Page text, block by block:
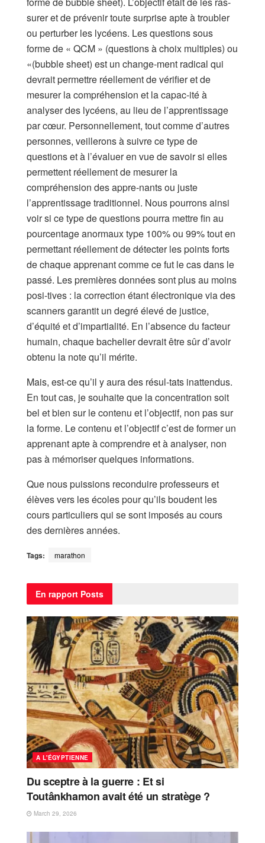
surer et de prévenir toute surprise apte à troubler
ou perturber les lycéens. Les questions sous
forme de « QCM » (questions à choix multiples) ou
«(bubble sheet) est un change-ment radical qui
devrait permettre réellement de vérifier et de
mesurer la compréhension et la capac-ité à
analyser des lycéens, au lieu de l’apprentissage
par cœur. Personnellement, tout comme d’autres
personnes, veillerons à suivre ce type de
questions et à l’évaluer en vue de savoir si elles
permettent réellement de mesurer la
compréhension des appre-nants ou juste
l’apprentissage traditionnel. Nous pourrons ainsi
voir si ce type de questions pourra mettre fin au
pourcentage anormaux type 100% ou 99% tout en
permettant réellement de détecter les points forts
de chaque apprenant comme ce fut le cas dans le
passé. Les premières données sont plus au moins
posi-tives : la correction étant électronique via des
scanners garantit un degré élevé de justice,
d’équité et d’impartialité. En l’absence du facteur
humain, chaque bachelier devrait être sûr d’avoir
obtenu la note qu’il mérite.
Mais, est-ce qu’il y aura des résul-tats inattendus.
En tout cas, je souhaite que la concentration soit
bel et bien sur le contenu et l’objectif, non pas sur
la forme. Le contenu et l’objectif c’est de former un
apprenant apte à comprendre et à analyser, non
pas à mémoriser quelques informations.
Que nous puissions reconduire professeurs et
élèves vers les écoles pour qu’ils boudent les
cours particuliers qui se sont imposés au cours
des dernières années.
Tags: marathon
En rapport Posts
A L'ÉGYPTIENNE
Du sceptre à la guerre : Et si
Toutânkhamon avait été un stratège ?
March 29, 2026